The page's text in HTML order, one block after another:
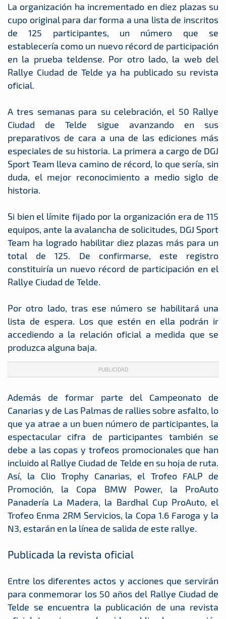
La organización ha incrementado en diez plazas su
cupo original para dar forma a una lista de inscritos
de 125 participantes, un número que se
establecería como un nuevo récord de participación
en la prueba teldense. Por otro lado, la web del
Rallye Ciudad de Telde ya ha publicado su revista
oficial.
A tres semanas para su celebración, el 50 Rallye
Ciudad de Telde sigue avanzando en sus
preparativos de cara a una de las ediciones más
especiales de su historia. La primera a cargo de DGJ
Sport Team lleva camino de récord, lo que sería, sin
duda, el mejor reconocimiento a medio siglo de
historia.
Si bien el límite fijado por la organización era de 115
equipos, ante la avalancha de solicitudes, DGJ Sport
Team ha logrado habilitar diez plazas más para un
total de 125. De confirmarse, este registro
constituiría un nuevo récord de participación en el
Rallye Ciudad de Telde.
Por otro lado, tras ese número se habilitará una
lista de espera. Los que estén en ella podrán ir
accediendo a la relación oficial a medida que se
produzca alguna baja.
PUBLICIDAD
Además de formar parte del Campeonato de
Canarias y de Las Palmas de rallies sobre asfalto, lo
que ya atrae a un buen número de participantes, la
espectacular cifra de participantes también se
debe a las copas y trofeos promocionales que han
incluido al Rallye Ciudad de Telde en su hoja de ruta.
Así, la Clio Trophy Canarias, el Trofeo FALP de
Promoción, la Copa BMW Power, la ProAuto
Panadería La Madera, la Bardhal Cup ProAuto, el
Trofeo Enma 2RM Servicios, la Copa 1.6 Faroga y la
N3, estarán en la línea de salida de este rallye.
Publicada la revista oficial
Entre los diferentes actos y acciones que servirán
para conmemorar los 50 años del Rallye Ciudad de
Telde se encuentra la publicación de una revista